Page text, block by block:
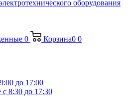
0 Корзина0 0
до 17:00
с 8:30 до 17:30